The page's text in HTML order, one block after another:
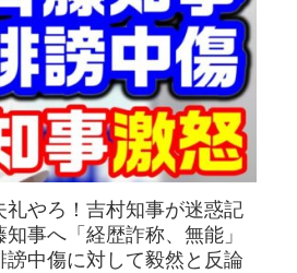
礼やろ！吉村知事が迷惑記
事へ「経歴詐称、無能」
中傷に対して毅然と反論